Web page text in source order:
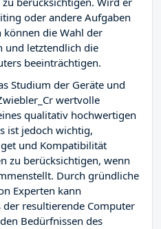
oder andere Aufgaben
können die Wahl der
und letztendlich die
beeinträchtigen.
Studium der Geräte und
wertvolle
qualitativ hochwertigen
ist jedoch wichtig,
und Kompatibilität
zu berücksichtigen, wenn
Durch gründliche
Experten kann
resultierende Computer
Bedürfnissen des